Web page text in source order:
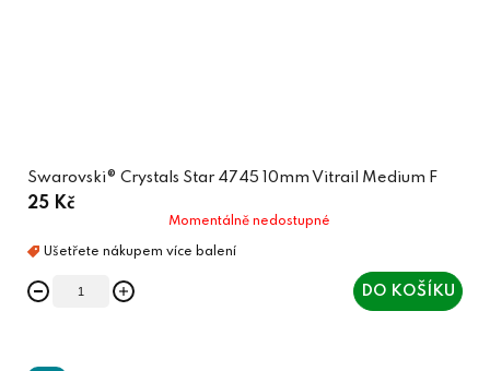
Swarovski® Crystals Star 4745 10mm Vitrail Medium F
25 Kč
Momentálně nedostupné
DO KOŠÍKU